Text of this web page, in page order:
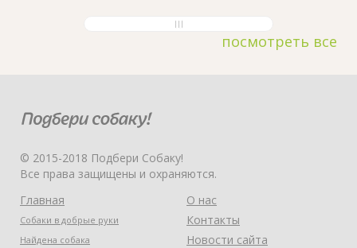
посмотреть все
© 2015-2018 Подбери Собаку!
Все права защищены и охраняются.
Главная
Собаки в добрые руки
Найдена собака
О нас
Контакты
Новости сайта